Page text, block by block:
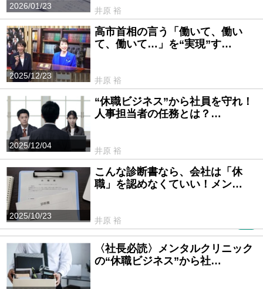
2026/01/23
井原 裕
2025/12/23
高市首相の言う「働いて、働い
て、働いて…」を“実現”す…
井原 裕
2025/12/04
“休職ビジネス”から社員を守れ！
人事担当者の任務とは？…
井原 裕
2025/10/23
こんな診断書なら、会社は「休
職」を認めなくていい！メン…
井原 裕
〈社長必読〉メンタルクリニック
の“休職ビジネス”から社…